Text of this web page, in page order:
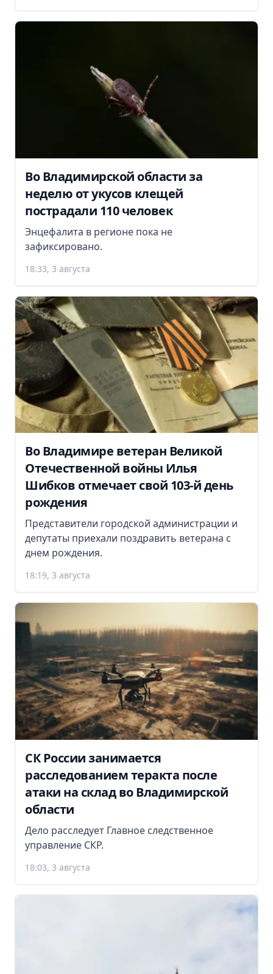
Во Владимирской области за
неделю от укусов клещей
пострадали 110 человек
Энцефалита в регионе пока не
зафиксировано.
18:33, 3 августа
Во Владимире ветеран Великой
Отечественной войны Илья
Шибков отмечает свой 103-й день
рождения
Представители городской администрации и
депутаты приехали поздравить ветерана с
днем рождения.
18:19, 3 августа
СК России занимается
расследованием теракта после
атаки на склад во Владимирской
области
Дело расследует Главное следственное
управление СКР.
18:03, 3 августа